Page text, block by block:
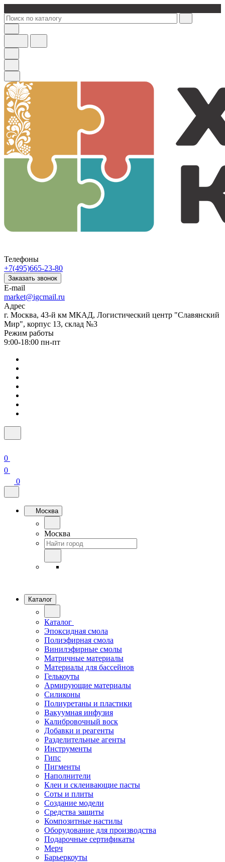
Телефоны
+7(495)665-23-80
Заказать звонок
E-mail
market@igcmail.ru
Адрес
г. Москва, 43-й км МКАД, Логистический центр "Славянский
Мир", корпус 13, склад №3
Режим работы
9:00-18:00 пн-пт
0
0
0
Москва
Москва
Каталог
Каталог
Эпоксидная смола
Полиэфирная смола
Винилэфирные смолы
Матричные материалы
Материалы для бассейнов
Гелькоуты
Армирующие материалы
Силиконы
Полиуретаны и пластики
Вакуумная инфузия
Калибровочный воск
Добавки и реагенты
Разделительные агенты
Инструменты
Гипс
Пигменты
Наполнители
Клеи и склеивающие пасты
Соты и плиты
Создание модели
Средства защиты
Композитные настилы
Оборудование для производства
Подарочные сертификаты
Мерч
Барьеркоуты